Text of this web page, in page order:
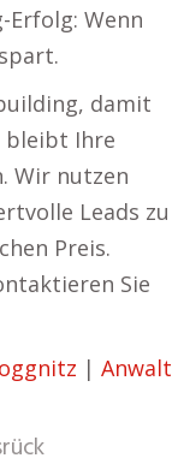
Wenn
damit
bleibt Ihre
Wir nutzen
Leads zu
Preis.
Sie
| Anwalt